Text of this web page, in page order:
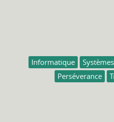
Informatique
Perséverance